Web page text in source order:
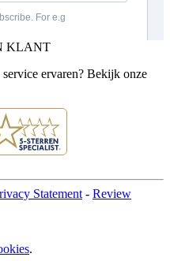
KLANT
ervaren? Bekijk onze
Statement - Review
.